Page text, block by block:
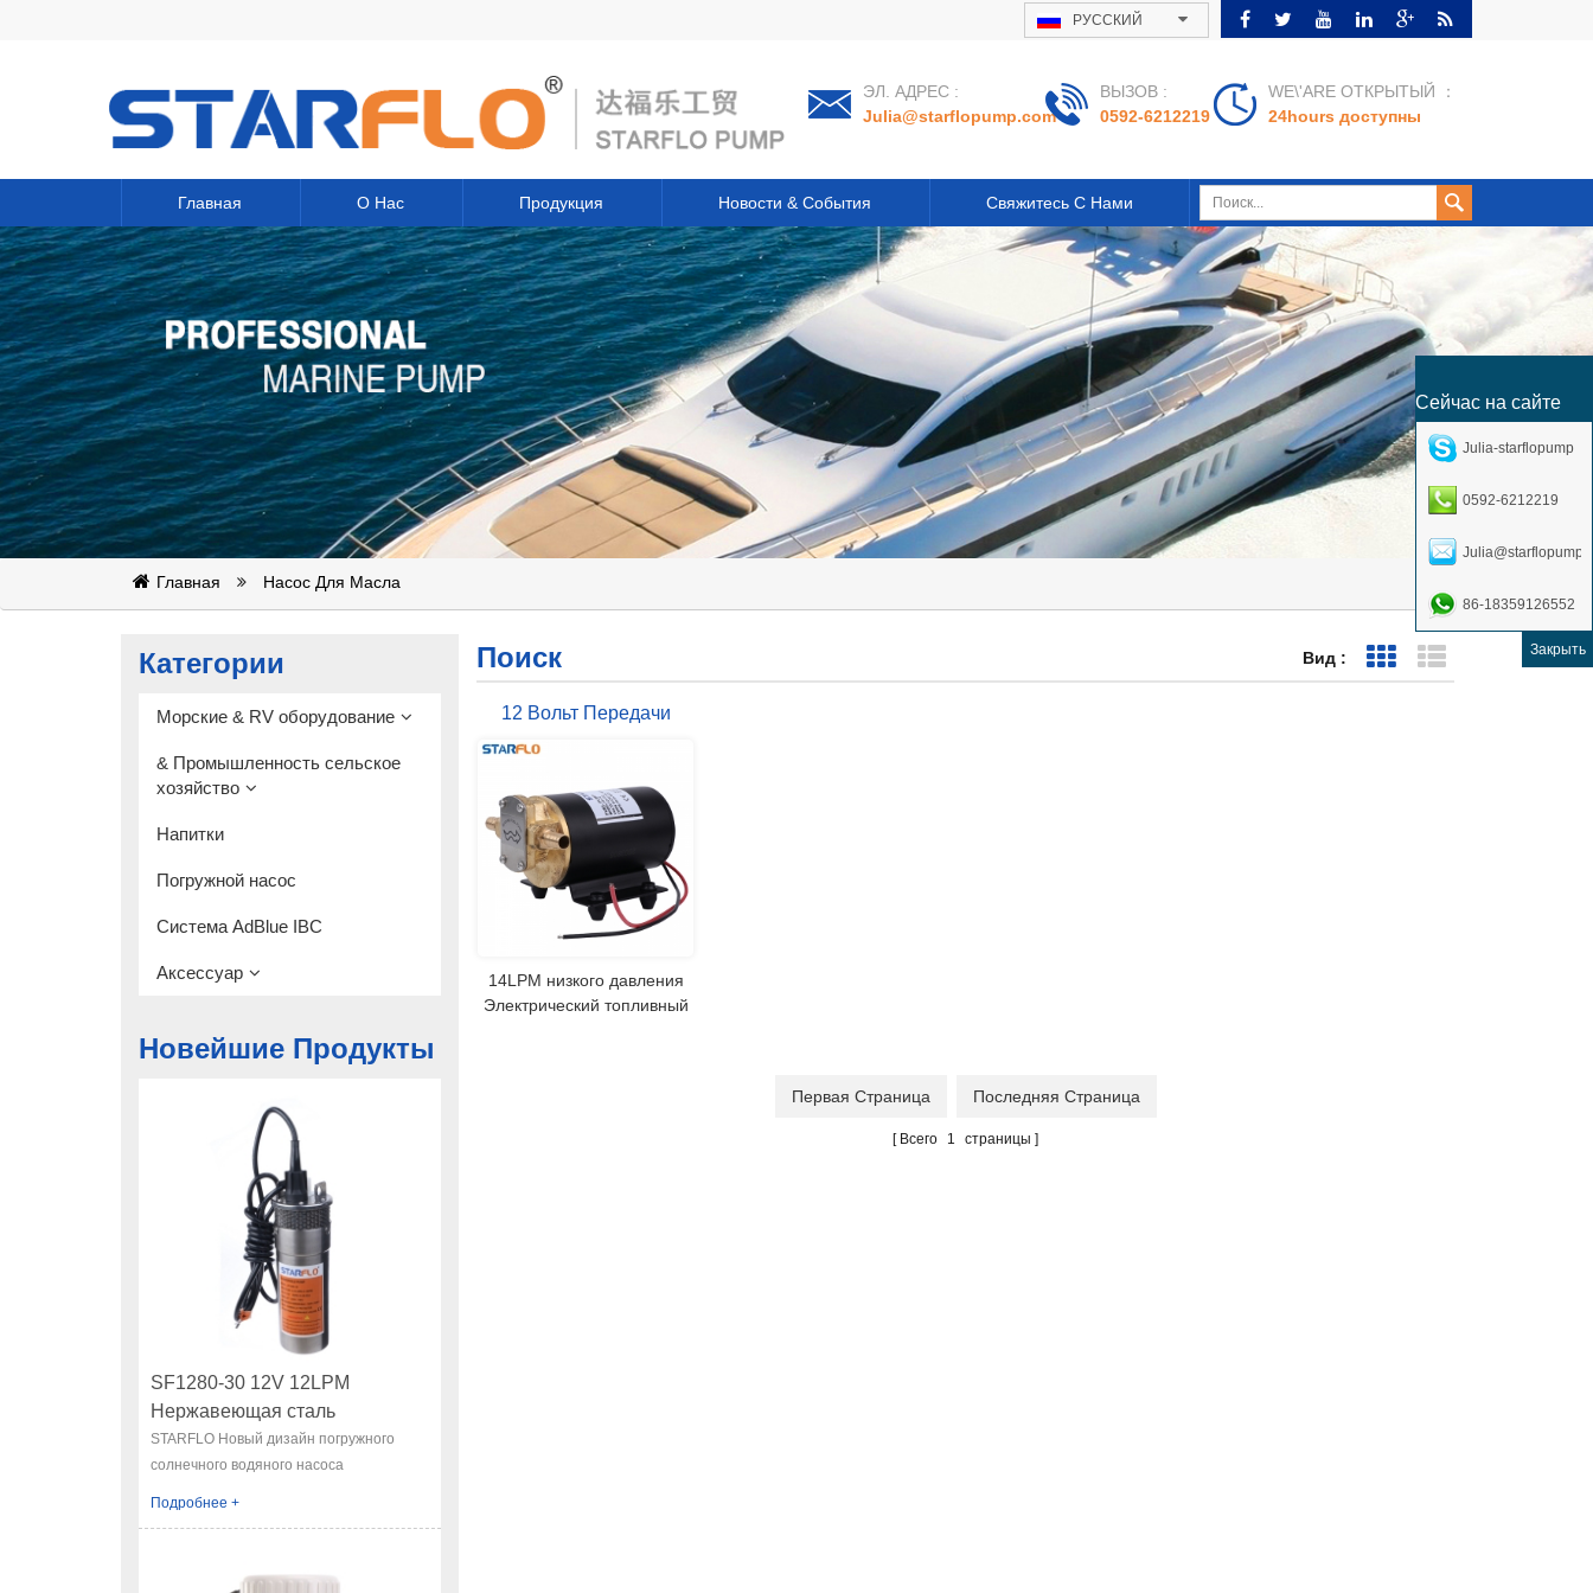
РУССКИЙ
ЭЛ. АДРЕС :
Julia@starflopump.com
ВЫЗОВ :
0592-6212219
WE\'ARE ОТКРЫТЫЙ ：
24hours доступны
Главная О Нас Продукция Новости & События Свяжитесь С Нами
Главная Насос Для Масла
Категории
Морские & RV оборудование
& Промышленность сельское
хозяйство
Напитки
Погружной насос
Система AdBlue IBC
Аксессуар
Новейшие Продукты
SF1280-30 12V 12LPM
Нержавеющая сталь
Погружной солнечный водяной
насос
STARFLO Новый дизайн погружного
солнечного водяного насоса
Подробнее +
Поиск Вид : Представление сетки
Представление
12 Вольт Передачи
Насоса Электрические
Масло
Топливораздаточная
Колонка
14LPM низкого давления
Электрический топливный
Первая Страница Последняя Страница
Всего 1 страницы
Сейчас на сайте
Julia-starflopump
0592-6212219
86-18359126552
Закрыть